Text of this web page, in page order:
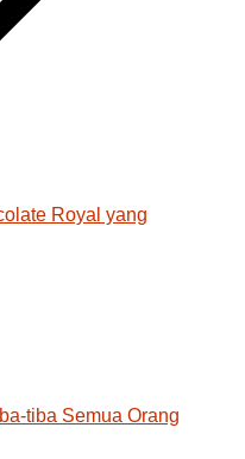
Royal yang
tiba Semua Orang